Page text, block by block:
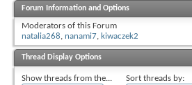
Forum Information and Options
Moderators of this Forum
natalia268, nanami7, kiwaczek2
Thread Display Options
Show threads from the... Sort threads by: